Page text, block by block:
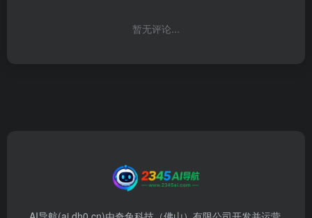
暂无评论...